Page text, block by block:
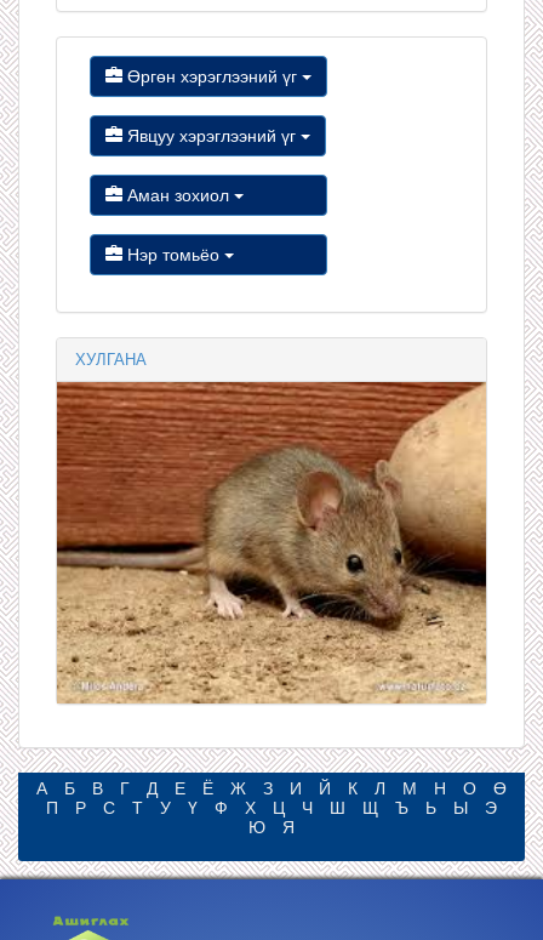
Өргөн хэрэглээний үг
Явцуу хэрэглээний үг
Аман зохиол
Нэр томьёо
ХУЛГАНА
А Б В Г Д Е Ё Ж З И Й К Л М Н О
Ө
П
Р С Т У Ү Ф Х Ц Ч Ш Щ Ъ Ь Ы
Э
Ю
Я